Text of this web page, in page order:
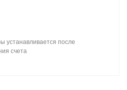
устанавливается после
счета